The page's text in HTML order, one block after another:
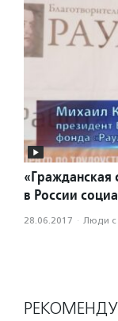
«Гражданская
в России
28.06.2017 · Люди с